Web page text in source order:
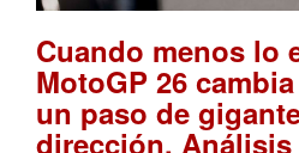
Cuando menos lo
MotoGP 26
un paso de
dirección. Análisis